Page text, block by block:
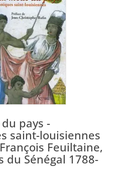
pays -
saint-louisiennes
Feuiltaine,
du Sénégal 1788-